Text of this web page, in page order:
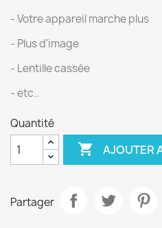
- Votre appareil marche plus
- Plus d'image
- Lentille cassée
- etc..
Quantité
 AJOUTER
Partager